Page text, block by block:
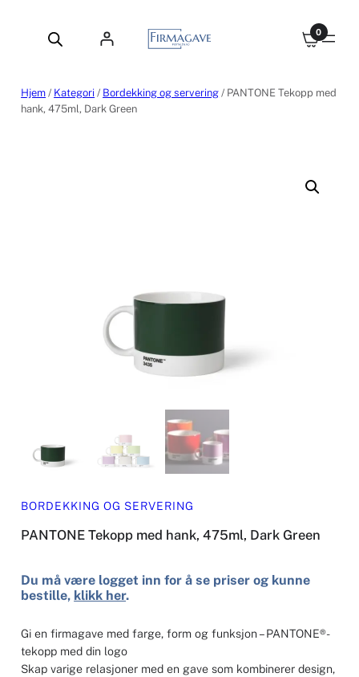
0
Hjem / Kategori / Bordekking og servering / PANTONE Tekopp med
hank, 475ml, Dark Green
BORDEKKING OG SERVERING
PANTONE Tekopp med hank, 475ml, Dark Green
Du må være logget inn for å se priser og kunne
bestille, klikk her.
Gi en firmagave med farge, form og funksjon – PANTONE®-
tekopp med din logo
Skap varige relasjoner med en gave som kombinerer design,